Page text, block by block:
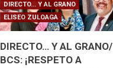
DIRECTO... Y AL GRANO
ELISEO ZULOAGA
DIRECTO… Y AL GRANO/
BCS: ¡RESPETO A